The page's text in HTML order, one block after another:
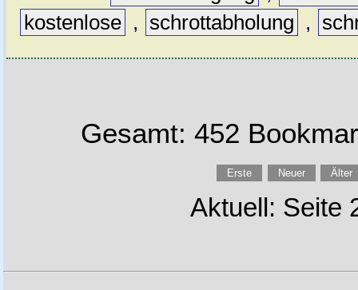
kostenlose , schrottabholung ,
Gesamt: 452
Erste Neuer Älter
Aktuell: Seite